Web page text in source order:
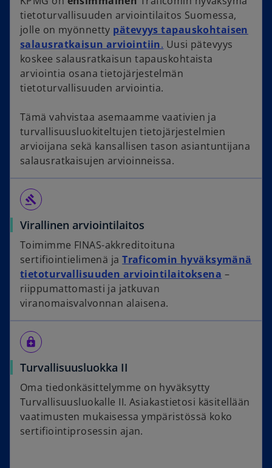
tietoturvallisuuden arviointilaitos Suomessa,
jolle on myönnetty pätevyys tapauskohtaisen
salausratkaisun arviointiin. Uusi pätevyys
koskee salausratkaisun tapauskohtaista
arviointia osana tietojärjestelmän
tietoturvallisuuden arviointia.
Tämä vahvistaa asemaamme vaativien ja
turvallisuusluokiteltujen tietojärjestelmien
arvioijana sekä kansallisen tason asiantuntijana
salausratkaisujen arvioinneissa.
gavel
Virallinen arviointilaitos
Toimimme FINAS-akkreditoituna
sertifiointielimenä jaTraficomin hyväksymänä
tietoturvallisuuden arviointilaitoksena –
riippumattomasti ja jatkuvan
viranomaisvalvonnan alaisena.
enhanced_encryption
Turvallisuusluokka II
Oma tiedonkäsittelymme on hyväksytty
Turvallisuusluokalle II. Asiakastietosi käsitellään
vaatimusten mukaisessa ympäristössä koko
sertifiointiprosessin ajan.